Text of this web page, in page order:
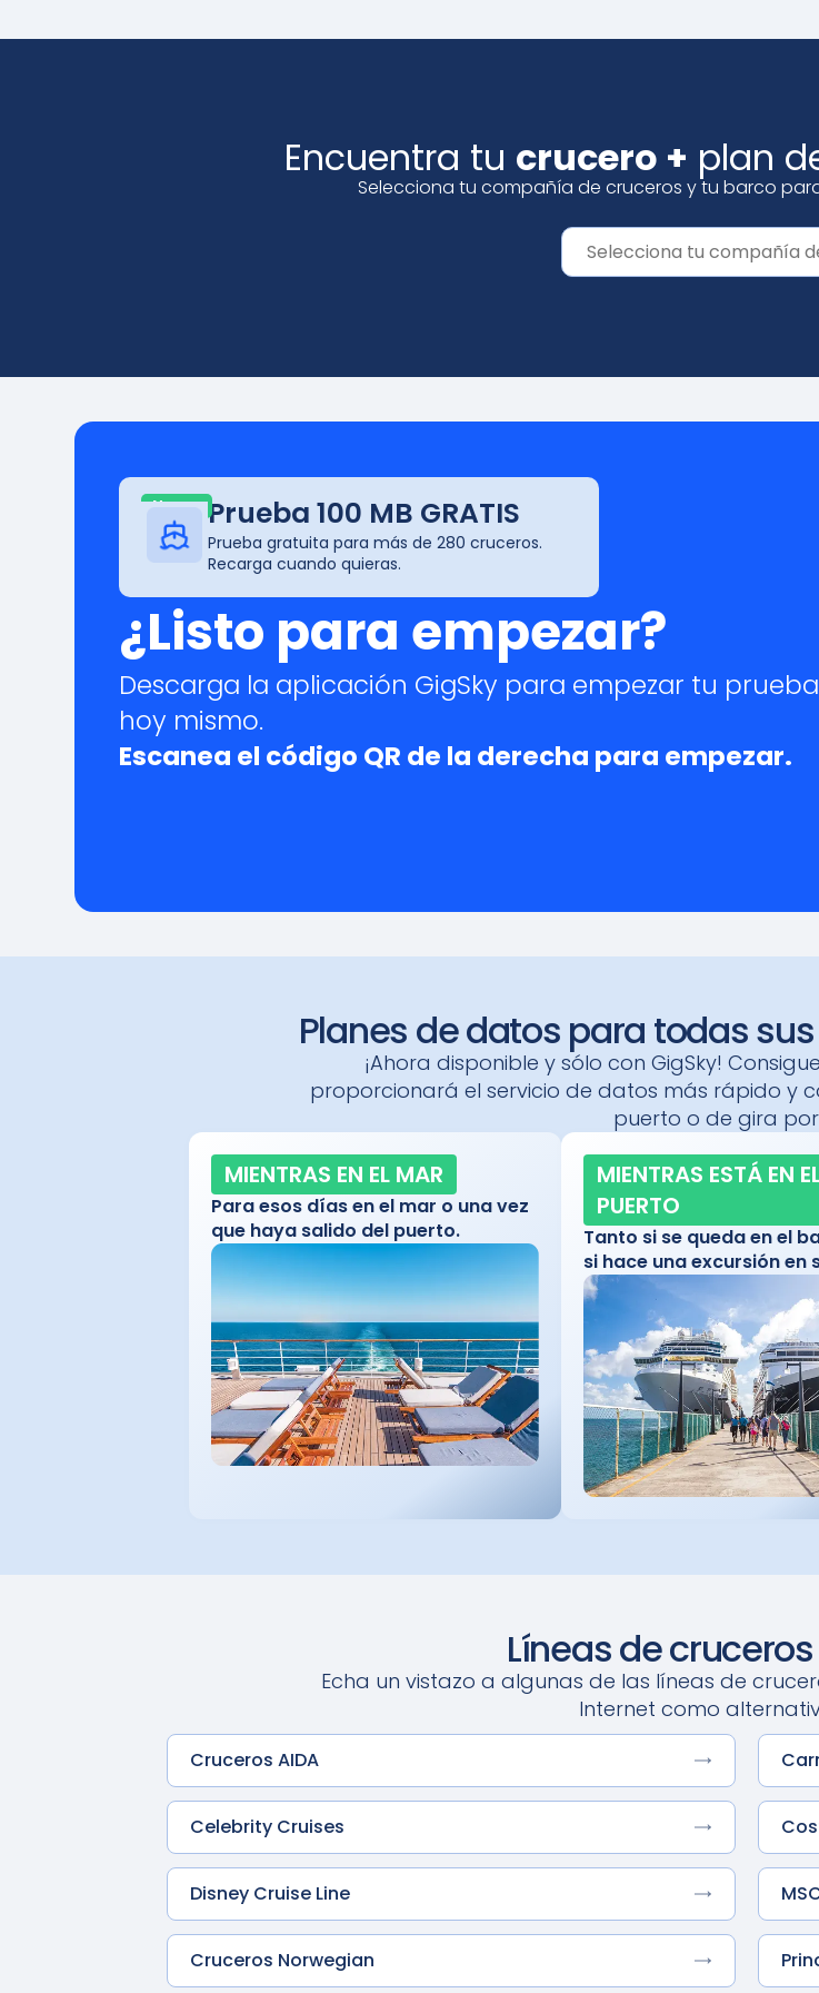
Encuentra tu crucero + plan
Selecciona tu compañía de cruceros y tu barco
Nuevo Prueba 100 MB GRATIS
Prueba gratuita para más de 280 cruceros.
Recarga cuando quieras.
¿Listo para empezar?
Descarga la aplicación GigSky para empezar tu
hoy mismo.
Escanea el código QR de la derecha para empezar.
Planes de datos para todas
¡Ahora disponible y sólo con GigSky!
proporcionará el servicio de datos más rápido y
puerto o de gira
MIENTRAS EN EL MAR
Para esos días en el mar o una vez
que haya salido del puerto.
MIENTRAS ESTÁ EN
PUERTO
Tanto si se queda en el
si hace una excursión en
Líneas de
Echa un vistazo a algunas de las líneas de
Internet como
Cruceros AIDA
Celebrity Cruises
Disney Cruise Line
Cruceros Norwegian